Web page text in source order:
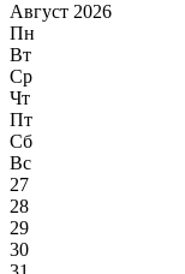
Август 2026
Пн
Вт
Ср
Чт
Пт
Сб
Вс
27
28
29
30